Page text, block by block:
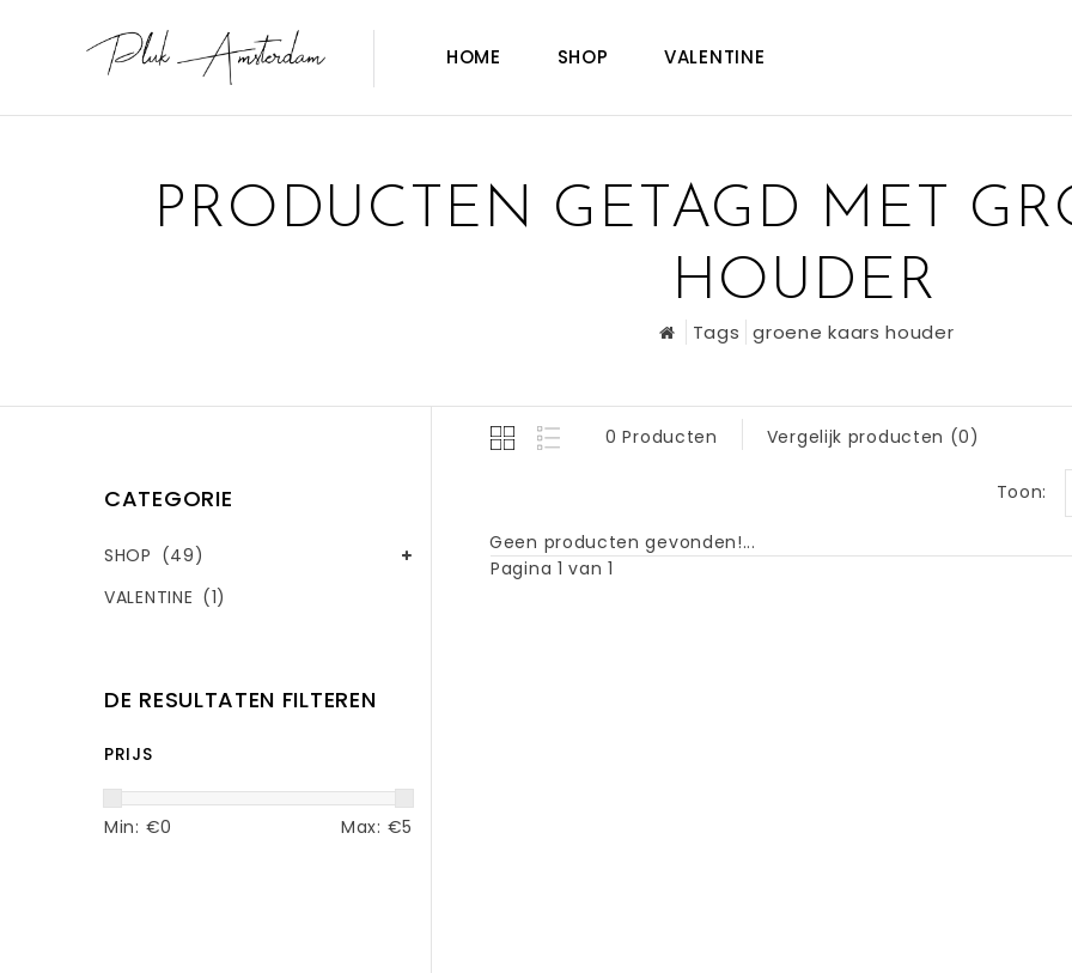
HOME SHOP VALENTINE
PRODUCTEN GETAGD MET
HOUDER
Tags groene kaars houder
CATEGORIE
SHOP (49)
VALENTINE (1)
DE RESULTATEN FILTEREN
PRIJS
Min: €0 Max: €5
0 Producten Vergelijk producten (0)
Toon:
Geen producten gevonden!...
Pagina 1 van 1